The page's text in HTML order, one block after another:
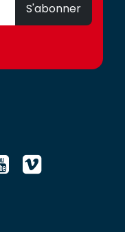
S'abonner